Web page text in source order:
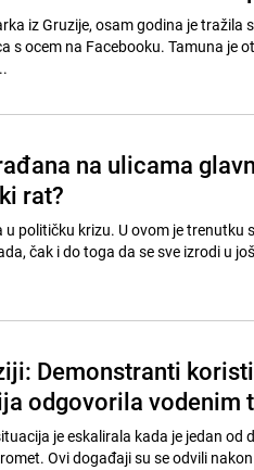
iz Gruzije, osam godina je tražila
s ocem na Facebooku. Tamuna je
na ulicama
rat?
političku krizu. U ovom je trenutku
čak i do toga da se sve izrodi u
Demonstranti
odgovorila vodenim
je eskalirala kada je jedan
Ovi događaji su se odvili